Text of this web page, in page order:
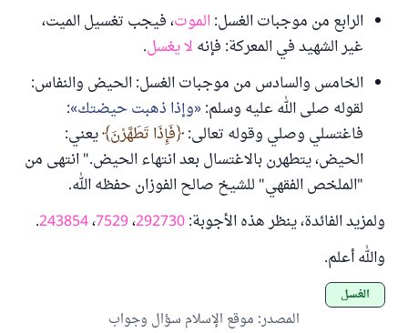
الرابع من موجبات الغسل:الموت، فيجب تغسيل الميت،
غير الشهيد في المعركة: فإنه لا يغسل.
الخامس والسادس من موجبات الغسل: الحيض والنفاس:
لقوله صلى الله عليه وسلم: وإذا ذهبت حيضتك :
فاغتسلي وصلي وقوله تعالى: فَإِذَا تَطَهَّرْنَ يعني:
الحيض، يتطهرن بالاغتسال بعد انتهاء الحيض." انتهى من
"الملخص الفقهي" للشيخ صالح الفوزان حفظه الله.
ولمزيد الفائدة، ينظر هذه الأجوبة:292730،7529،243854
.
والله أعلم.
الغسل
المصدر: موقع الإسلام سؤال وجواب